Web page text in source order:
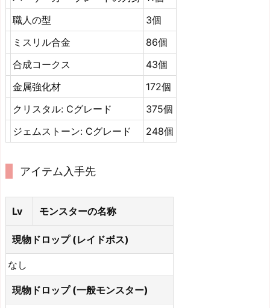
職人の型
3個
ミスリル合金
86個
合成コークス
43個
金属強化材
172個
クリスタル: Cグレード
375個
ジェムストーン: Cグレード
248個
アイテム入手先
Lv モンスターの名称
現物ドロップ (レイドボス)
なし
現物ドロップ (一般モンスター)